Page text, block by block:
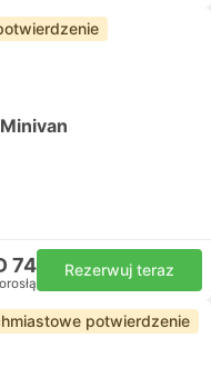
74 Rezerwuj teraz
potwierdzenie